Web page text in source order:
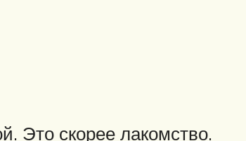
Это скорее лакомство.